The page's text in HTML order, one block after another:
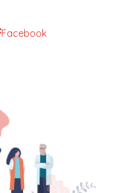
Facebook